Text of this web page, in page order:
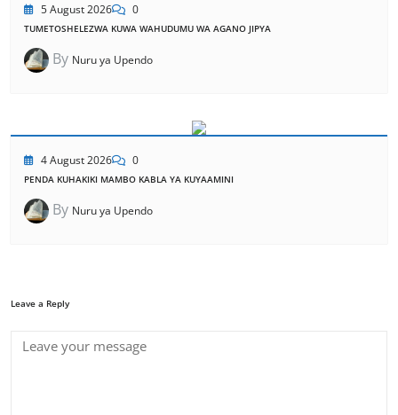
5 August 2026 0
TUMETOSHELEZWA KUWA WAHUDUMU WA AGANO JIPYA
By Nuru ya Upendo
4 August 2026 0
PENDA KUHAKIKI MAMBO KABLA YA KUYAAMINI
By Nuru ya Upendo
Leave a Reply